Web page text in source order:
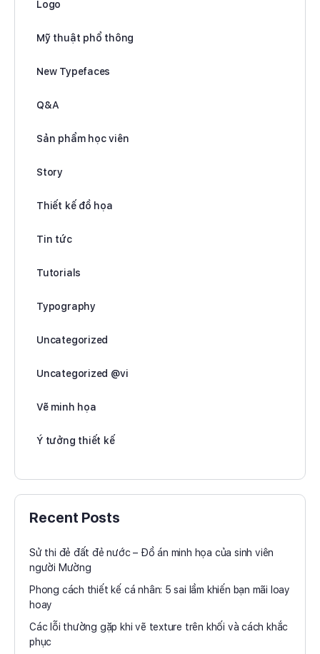
Logo
Mỹ thuật phổ thông
New Typefaces
Q&A
Sản phẩm học viên
Story
Thiết kế đồ họa
Tin tức
Tutorials
Typography
Uncategorized
Uncategorized @vi
Vẽ minh họa
Ý tưởng thiết kế
Recent Posts
Sử thi đẻ đất đẻ nước – Đồ án minh họa của sinh viên
người Mường
Phong cách thiết kế cá nhân: 5 sai lầm khiến bạn mãi loay
hoay
Các lỗi thường gặp khi vẽ texture trên khối và cách khắc
phục